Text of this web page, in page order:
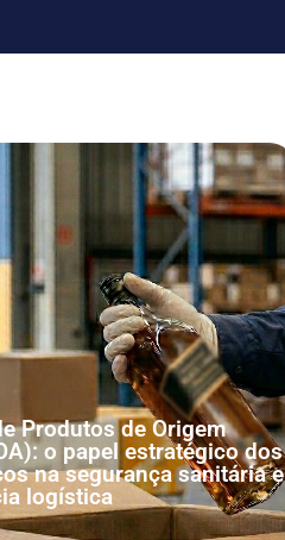
Produtos de Origem
o papel estratégico dos
na segurança sanitária e
logística